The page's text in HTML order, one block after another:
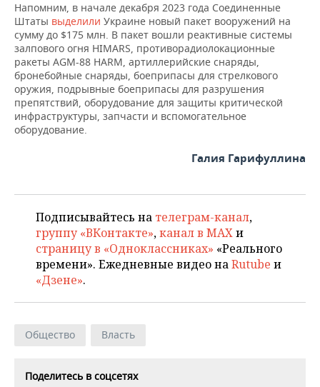
Напомним, в начале декабря 2023 года Соединенные
Штаты выделили Украине новый пакет вооружений на
сумму до $175 млн. В пакет вошли реактивные системы
залпового огня HIMARS, противорадиолокационные
ракеты AGM-88 HARM, артиллерийские снаряды,
бронебойные снаряды, боеприпасы для стрелкового
оружия, подрывные боеприпасы для разрушения
препятствий, оборудование для защиты критической
инфраструктуры, запчасти и вспомогательное
оборудование.
Галия Гарифуллина
Подписывайтесь на телеграм-канал,
группу «ВКонтакте»,канал в MAXи
страницу в «Одноклассниках» «Реального
времени». Ежедневные видео наRutube и
«Дзене».
Общество Власть
Поделитесь в соцсетях